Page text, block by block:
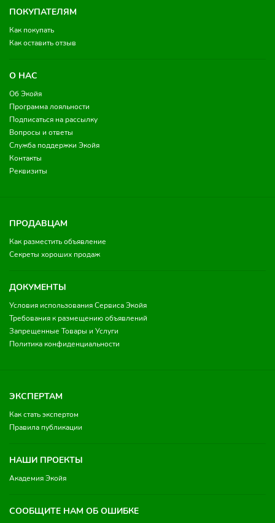
ПОКУПАТЕЛЯМ
Как покупать
Как оставить отзыв
О НАС
Об Экойя
Программа лояльности
Подписаться на рассылку
Вопросы и ответы
Служба поддержки Экойя
Контакты
Реквизиты
ПРОДАВЦАМ
Как разместить объявление
Секреты хороших продаж
ДОКУМЕНТЫ
Условия использования Сервиса Экойя
Требования к размещению объявлений
Запрещенные Товары и Услуги
Политика конфиденциальности
ЭКСПЕРТАМ
Как стать экспертом
Правила публикации
НАШИ ПРОЕКТЫ
Академия Экойя
СООБЩИТЕ НАМ ОБ ОШИБКЕ